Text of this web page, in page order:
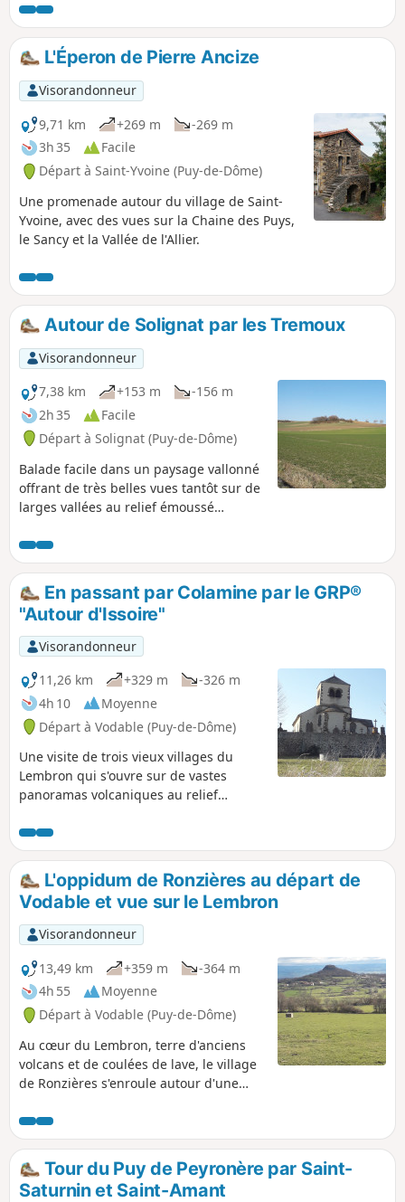
villages et les forêts.
L'Éperon de Pierre Ancize
Visorandonneur
9,71 km
+269 m
-269 m
3h 35
Facile
Départ à Saint-Yvoine (Puy-de-Dôme)
Une promenade autour du village de Saint-
Yvoine, avec des vues sur la Chaine des Puys,
le Sancy et la Vallée de l'Allier.
Autour de Solignat par les Tremoux
Visorandonneur
7,38 km
+153 m
-156 m
2h 35
Facile
Départ à Solignat (Puy-de-Dôme)
Balade facile dans un paysage vallonné
offrant de très belles vues tantôt sur de
larges vallées au relief émoussé
de la variété des cultures, tantôt sur
d'anciens volcans, mamelons parsemés
dans le panorama.
En passant par Colamine par le GRP®
"Autour d'Issoire"
Visorandonneur
11,26 km
+329 m
-326 m
4h 10
Moyenne
Départ à Vodable (Puy-de-Dôme)
Une visite de trois vieux villages du
Lembron qui s'ouvre sur de vastes
panoramas volcaniques au relief
médiéval de Vodable, l'église de
Colamine, solitaire sur le rebord d’une
combe, ainsi que l'église de Dauzat, au
bord du Cézallier, perchée sur son piton
de basalte.
L'oppidum de Ronzières au départ de
Vodable et vue sur le Lembron
Visorandonneur
13,49 km
+359 m
-364 m
4h 55
Moyenne
Départ à Vodable (Puy-de-Dôme)
Au cœur du Lembron, terre d'anciens
volcans et de coulées de lave, le village
de Ronzières s'enroule autour d'une
cette place forte fut utilisée dès le
premier millénaire avant notre ère.
Tour du Puy de Peyronère par Saint-
Saturnin et Saint-Amant